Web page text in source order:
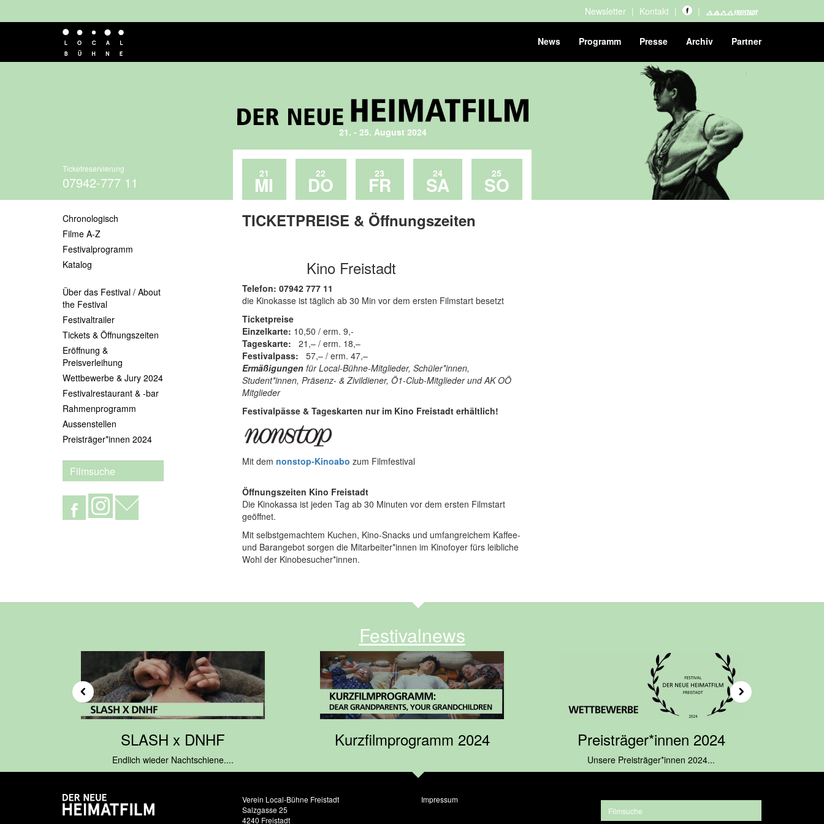
Newsletter | Kontakt | |
News Programm Presse Archiv Partner
21. - 25. August 2024
Ticketreservierung
07942-777 11
21
MI 22
DO 23
FR 24
SA 25
SO
Chronologisch
Filme A-Z
Festivalprogramm
Katalog
Über das Festival / About
the Festival
Festivaltrailer
Tickets & Öffnungszeiten
Eröffnung &
Preisverleihung
Wettbewerbe & Jury 2024
Festivalrestaurant & -bar
Rahmenprogramm
Aussenstellen
Preisträger*innen 2024
TICKETPREISE & Öffnungszeiten
Kino Freistadt
Telefon: 07942 777 11
die Kinokasse ist täglich ab 30 Min vor dem ersten Filmstart besetzt
Ticketpreise
Einzelkarte: 10,50 / erm. 9,-
Tageskarte: 21,– / erm. 18,–
Festivalpass: 57,– / erm. 47,–
Ermäßigungenfür Local-Bühne-Mitglieder, Schüler*innen,
Student*innen, Präsenz- & Zivildiener, Ö1-Club-Mitglieder und AK OÖ
Mitglieder
Festivalpässe & Tageskarten nur im Kino Freistadt erhältlich!
Mit dem nonstop-Kinoabo zum Filmfestival
Öffnungszeiten Kino Freistadt
Die Kinokassa ist jeden Tag ab 30 Minuten vor dem ersten Filmstart
geöffnet.
Mit selbstgemachtem Kuchen, Kino-Snacks und umfangreichem Kaffee-
und Barangebot sorgen die Mitarbeiter*innen im Kinofoyer fürs leibliche
Wohl der Kinobesucher*innen.
Festivalnews
SLASH x DNHF
Endlich wieder Nachtschiene....
Kurzfilmprogramm 2024 Preisträger*innen 2024
Unsere Preisträger*innen 2024...
Verein Local-Bühne Freistadt
Salzgasse 25
4240 Freistadt
Impressum